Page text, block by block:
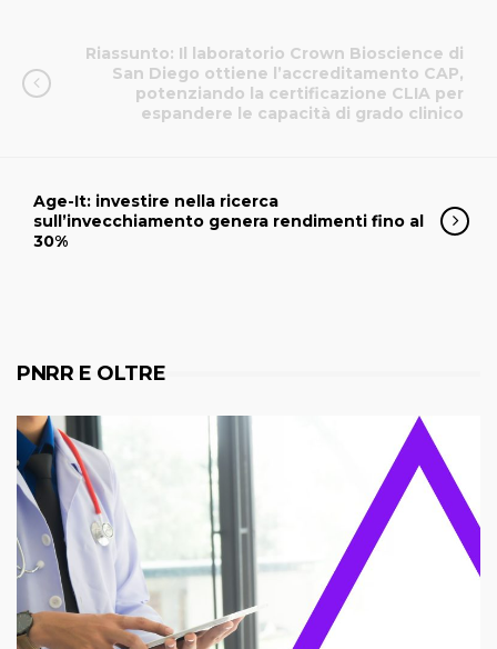
Riassunto: Il laboratorio Crown Bioscience di
San Diego ottiene l’accreditamento CAP,
potenziando la certificazione CLIA per
espandere le capacità di grado clinico
Age-It: investire nella ricerca
sull’invecchiamento genera rendimenti fino al
30%
PNRR E OLTRE